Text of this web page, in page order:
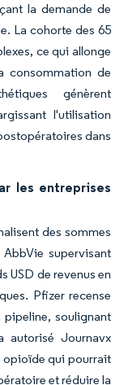
la demande de
La cohorte des 65
ce qui allonge
consommation de
génèrent
l'utilisation
dans
les entreprises
des sommes
supervisant
USD de revenus en
Pfizer recense
soulignant
autorisé Journavx
opioïde qui pourrait
et réduire la